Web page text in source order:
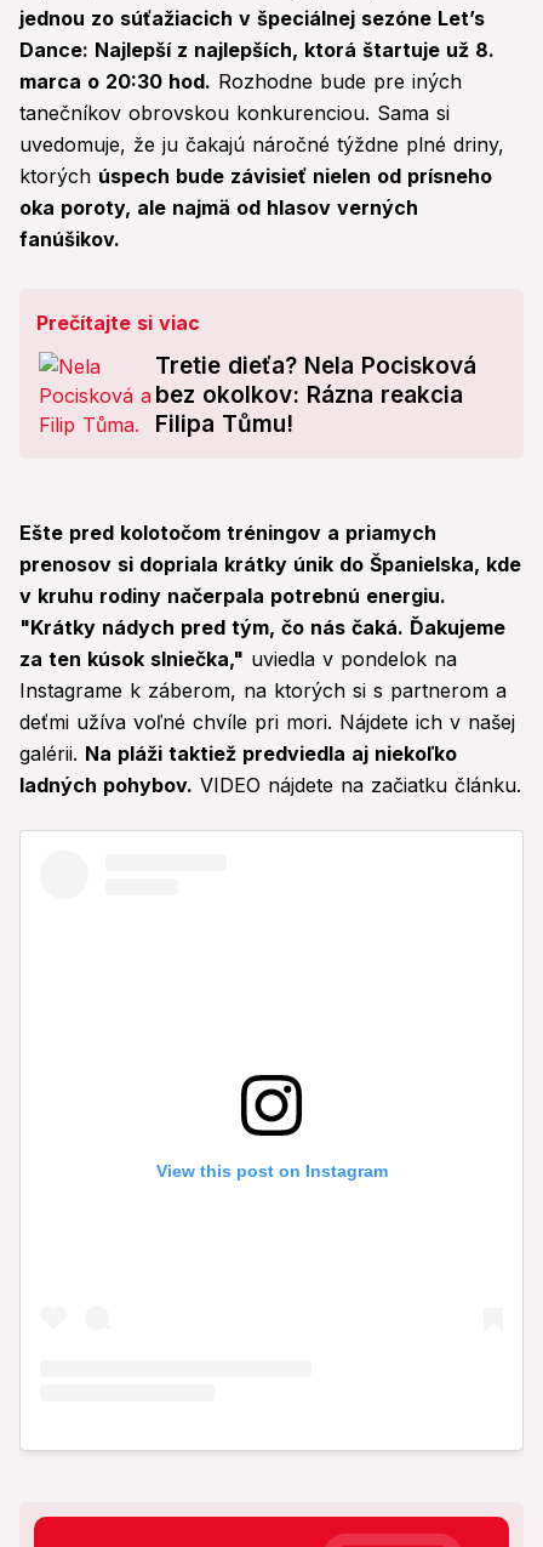
jednou zo súťažiacich v špeciálnej sezóne Let’s
Dance: Najlepší z najlepších, ktorá štartuje už 8.
marca o 20:30 hod. Rozhodne bude pre iných
tanečníkov obrovskou konkurenciou. Sama si
uvedomuje, že ju čakajú náročné týždne plné driny,
ktorých úspech bude závisieť nielen od prísneho
oka poroty, ale najmä od hlasov verných
fanúšikov.
Prečítajte si viac
Tretie dieťa? Nela Pocisková
bez okolkov: Rázna reakcia
Filipa Tůmu!
Ešte pred kolotočom tréningov a priamych
prenosov si dopriala krátky únik do Španielska, kde
v kruhu rodiny načerpala potrebnú energiu.
"Krátky nádych pred tým, čo nás čaká. Ďakujeme
za ten kúsok slniečka," uviedla v pondelok na
Instagrame k záberom, na ktorých si s partnerom a
deťmi užíva voľné chvíle pri mori. Nájdete ich v našej
galérii. Na pláži taktiež predviedla aj niekoľko
ladných pohybov. VIDEO nájdete na začiatku článku.